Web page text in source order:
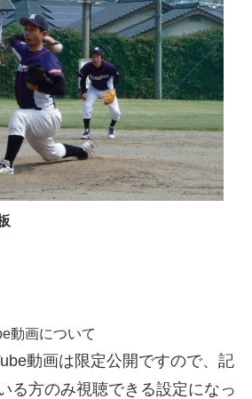
動画について
動画は限定公開ですので、記
る方のみ視聴できる設定になっ